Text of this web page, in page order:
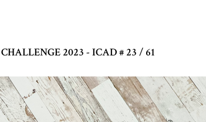
2023 - ICAD # 23 / 61